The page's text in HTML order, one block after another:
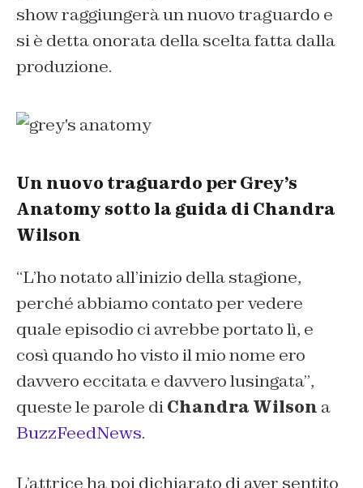
show raggiungerà un nuovo traguardo e
si è detta onorata della scelta fatta dalla
produzione.
Un nuovo traguardo per Grey’s
Anatomy sotto la guida di Chandra
Wilson
“L’ho notato all’inizio della stagione,
perché abbiamo contato per vedere
quale episodio ci avrebbe portato lì, e
così quando ho visto il mio nome ero
davvero eccitata e davvero lusingata”,
queste le parole diChandra Wilson a
BuzzFeedNews.
L’attrice ha poi dichiarato di aver sentito